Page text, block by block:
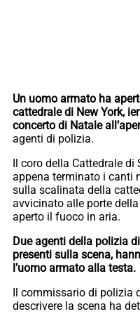
Un uomo armato ha
cattedrale di New York,
concerto di Natale
agenti di polizia.
Il coro della Cattedrale di
appena terminato i canti
sulla scalinata della
avvicinato alle porte
aperto il fuoco in aria.
Due agenti della polizia
presenti sulla scena,
l’uomo armato alla testa.
Il commissario di polizia
descrivere la scena ha